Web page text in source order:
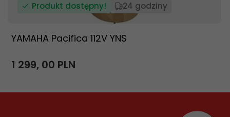
Produkt dostępny! 24 godziny
YAMAHA Pacifica 112V YNS
1 299, 00 PLN